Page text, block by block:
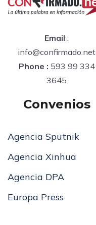
Email :
info@confirmado.net
Phone : 593 99 334
3645
Convenios
Agencia Sputnik
Agencia Xinhua
Agencia DPA
Europa Press